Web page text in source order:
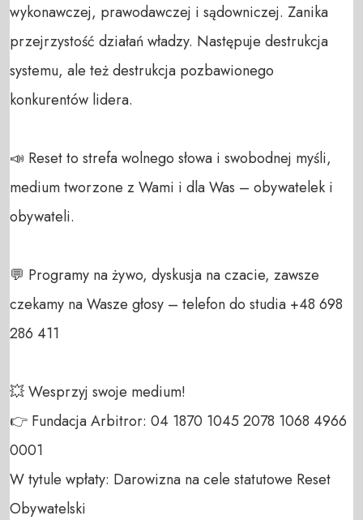
wykonawczej, prawodawczej i sądowniczej. Zanika
przejrzystość działań władzy. Następuje destrukcja
systemu, ale też destrukcja pozbawionego
konkurentów lidera.
📣 Reset to strefa wolnego słowa i swobodnej myśli,
medium tworzone z Wami i dla Was – obywatelek i
obywateli.
💬 Programy na żywo, dyskusja na czacie, zawsze
czekamy na Wasze głosy – telefon do studia +48 698
286 411
💥 Wesprzyj swoje medium!
👉 Fundacja Arbitror: 04 1870 1045 2078 1068 4966
0001
W tytule wpłaty: Darowizna na cele statutowe Reset
Obywatelski